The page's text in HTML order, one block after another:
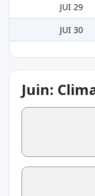
JUI 29
JUI 30
Juin: